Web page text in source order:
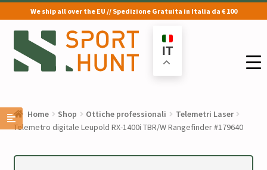
We ship all over the EU // Spedizione Gratuita in Italia da € 100
Vai
alla
navigazione
Vai
al
contenuto
IT
Home Shop Ottiche professionali
Telemetri Laser
Telemetro digitale Leupold RX-1400i TBR/W Rangefinder #179640